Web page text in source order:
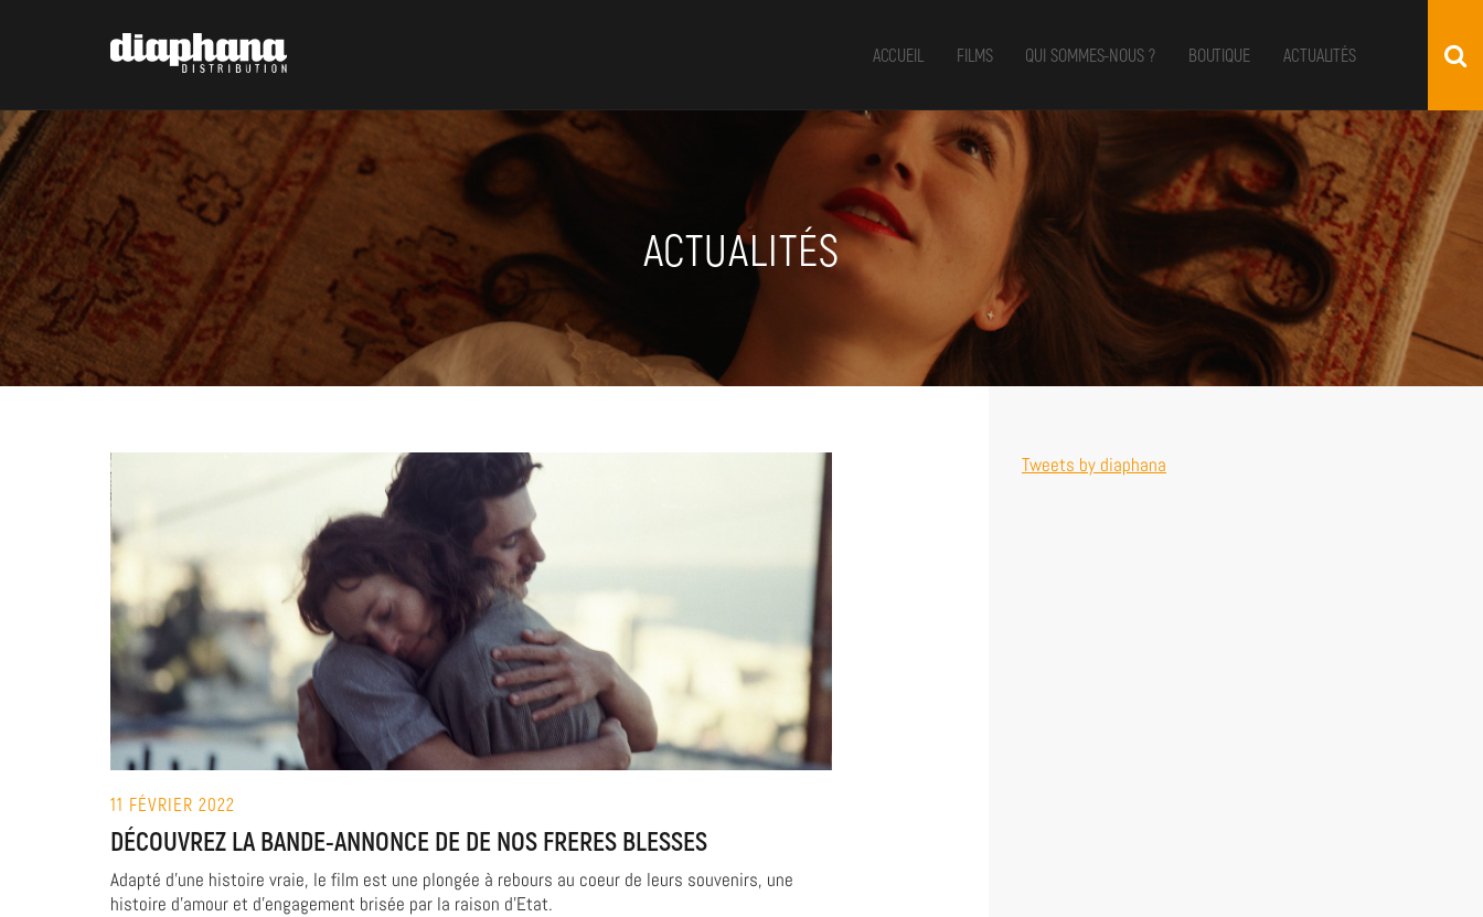
ACCUEIL FILMS QUI SOMMES-NOUS ? BOUTIQUE ACTUALITÉS
ACTUALITÉS
11 FÉVRIER 2022
DÉCOUVREZ LA BANDE-ANNONCE DE DE NOS FRERES BLESSES
Adapté d’une histoire vraie, le film est une plongée à rebours au coeur de leurs souvenirs, une
histoire d’amour et d’engagement brisée par la raison d’Etat.
Tweets by diaphana